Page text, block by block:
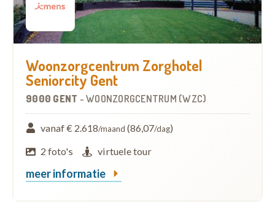
Woonzorgcentrum Zorghotel
Seniorcity Gent
9000 GENT - WOONZORGCENTRUM (WZC)
vanaf € 2.618/maand (86,07/dag)
2 foto's
virtuele tour
meer informatie